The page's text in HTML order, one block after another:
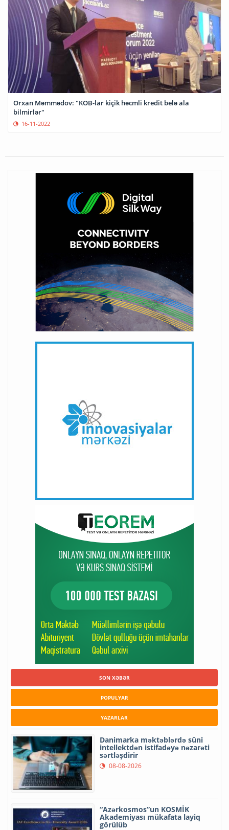
Orxan Məmmədov: "KOB-lar kiçik həcmli kredit belə ala
bilmirlər"
16-11-2022
SON XƏBƏR
POPULYAR
YAZARLAR
Danimarka məktəblərdə süni
intellektdən istifadəyə nəzarəti
sərtləşdirir
08-08-2026
“Azərkosmos”un KOSMİK
Akademiyası mükafata layiq
görülüb